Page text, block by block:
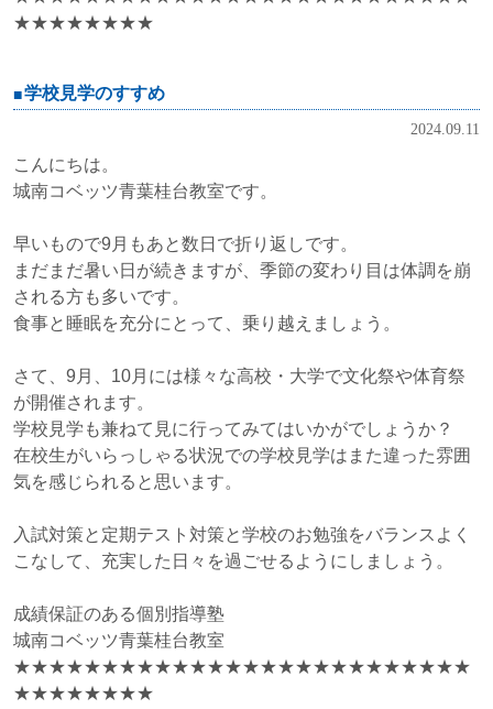
★★★★★★★★
学校見学のすすめ
2024.09.11
こんにちは。
城南コベッツ青葉桂台教室です。
早いもので9月もあと数日で折り返しです。
まだまだ暑い日が続きますが、季節の変わり目 は体調を崩
される方も多いです。
食事と睡眠を充分にとって、 乗り越えましょう。
さて、9月、10月には様々な高校・大学で文化祭や体育祭
が開催されます。
学校見学も兼ねて見に行ってみてはいかがでしょうか？
在校生がいらっ しゃる状況での学校見学はまた違った雰囲
気を感じられると思います。
入試対策と定期テスト対策と学校のお勉強をバランスよく
こなして、 充実した日々を過ごせるようにしましょう。
成績保証のある個別指導塾
城南コベッツ青葉桂台教室
★★★★★★★★★★★★★★★★★★★★★★★★★★
★★★★★★★★